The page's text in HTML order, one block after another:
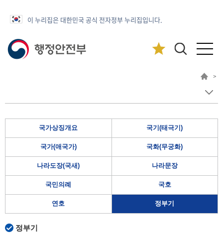
이 누리집은 대한민국 공식 전자정부 누리집입니다.
>
국가상징개요 국기(태극기)
국가(애국가) 국화(무궁화)
나라도장(국새) 나라문장
국민의례 국호
연호 정부기
정부기